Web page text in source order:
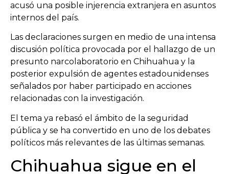
acusó una posible injerencia extranjera en asuntos
internos del país.
Las declaraciones surgen en medio de una intensa
discusión política provocada por el hallazgo de un
presunto narcolaboratorio en Chihuahua y la
posterior expulsión de agentes estadounidenses
señalados por haber participado en acciones
relacionadas con la investigación.
El tema ya rebasó el ámbito de la seguridad
pública y se ha convertido en uno de los debates
políticos más relevantes de las últimas semanas.
Chihuahua sigue en el